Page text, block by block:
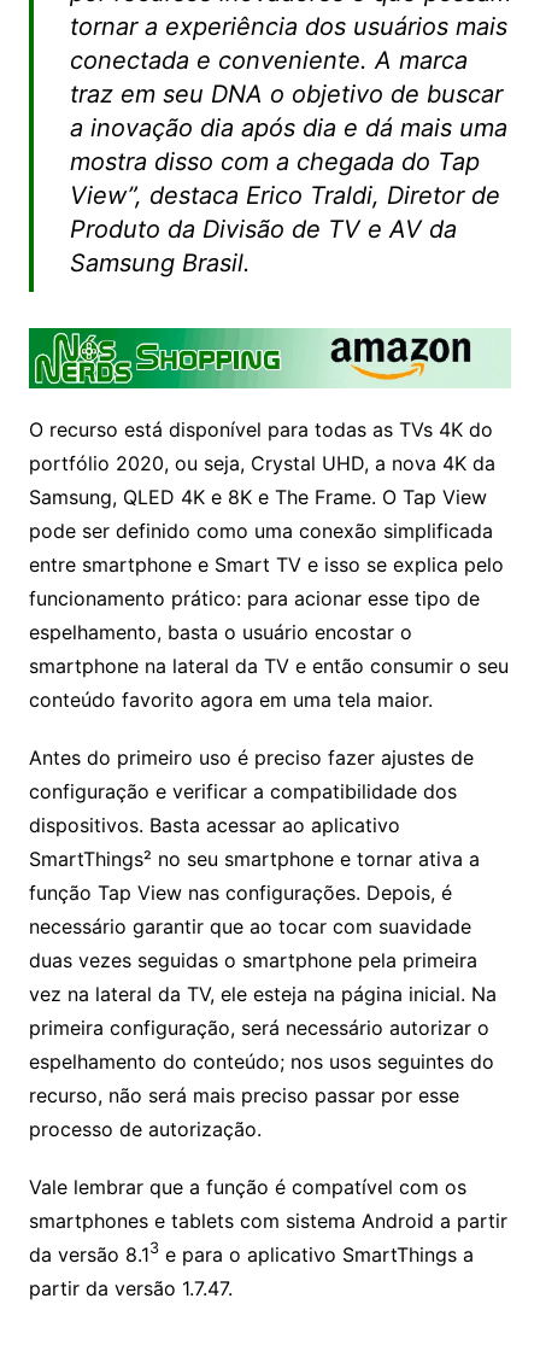
tornar a experiência dos usuários mais
conectada e conveniente. A marca
traz em seu DNA o objetivo de buscar
a inovação dia após dia e dá mais uma
mostra disso com a chegada do Tap
View”, destaca Erico Traldi, Diretor de
Produto da Divisão de TV e AV da
Samsung Brasil.
O recurso está disponível para todas as TVs 4K do
portfólio 2020, ou seja, Crystal UHD, a nova 4K da
Samsung, QLED 4K e 8K e The Frame. O Tap View
pode ser definido como uma conexão simplificada
entre smartphone e Smart TV e isso se explica pelo
funcionamento prático: para acionar esse tipo de
espelhamento, basta o usuário encostar o
smartphone na lateral da TV e então consumir o seu
conteúdo favorito agora em uma tela maior.
Antes do primeiro uso é preciso fazer ajustes de
configuração e verificar a compatibilidade dos
dispositivos. Basta acessar ao aplicativo
SmartThings² no seu smartphone e tornar ativa a
função Tap View nas configurações. Depois, é
necessário garantir que ao tocar com suavidade
duas vezes seguidas o smartphone pela primeira
vez na lateral da TV, ele esteja na página inicial. Na
primeira configuração, será necessário autorizar o
espelhamento do conteúdo; nos usos seguintes do
recurso, não será mais preciso passar por esse
processo de autorização.
Vale lembrar que a função é compatível com os
smartphones e tablets com sistema Android a partir
da versão 8.13e para o aplicativo SmartThings a
partir da versão 1.7.47.